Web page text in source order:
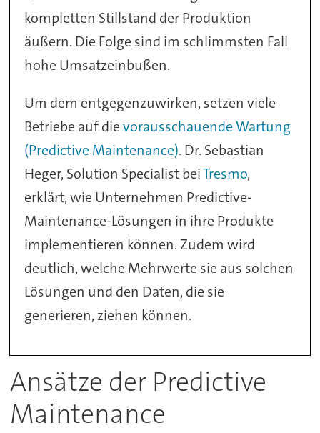
kompletten Stillstand der Produktion
äußern. Die Folge sind im schlimmsten Fall
hohe Umsatzeinbußen.
Um dem entgegenzuwirken, setzen viele
Betriebe auf dievorausschauende Wartung
(Predictive Maintenance). Dr. Sebastian
Heger, Solution Specialist beiTresmo,
erklärt, wie Unternehmen Predictive-
Maintenance-Lösungen in ihre Produkte
implementieren können. Zudem wird
deutlich, welche Mehrwerte sie aus solchen
Lösungen und den Daten, die sie
generieren, ziehen können.
Ansätze der Predictive
Maintenance